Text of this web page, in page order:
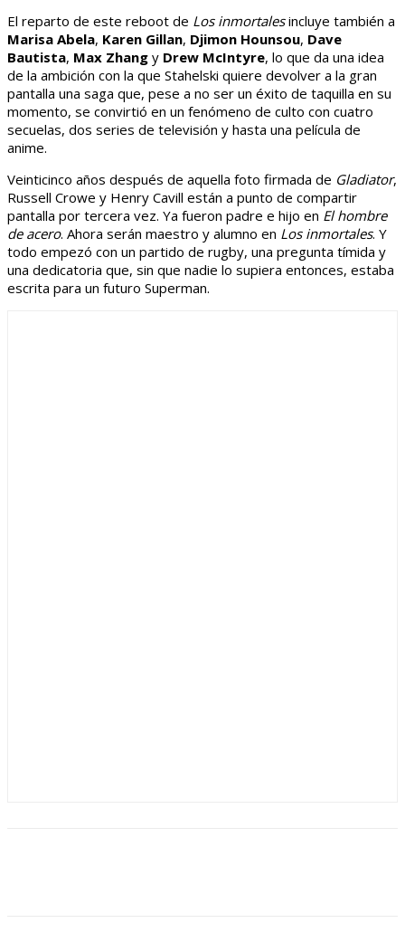
El reparto de este reboot de Los inmortalesincluye también a
Marisa Abela, Karen Gillan, Djimon Hounsou, Dave
Bautista, Max Zhang y Drew McIntyre, lo que da una idea
de la ambición con la que Stahelski quiere devolver a la gran
pantalla una saga que, pese a no ser un éxito de taquilla en su
momento, se convirtió en un fenómeno de culto con cuatro
secuelas, dos series de televisión y hasta una película de
anime.
Veinticinco años después de aquella foto firmada de Gladiator,
Russell Crowe y Henry Cavill están a punto de compartir
pantalla por tercera vez. Ya fueron padre e hijo en El hombre
de acero. Ahora serán maestro y alumno en Los inmortales. Y
todo empezó con un partido de rugby, una pregunta tímida y
una dedicatoria que, sin que nadie lo supiera entonces, estaba
escrita para un futuro Superman.